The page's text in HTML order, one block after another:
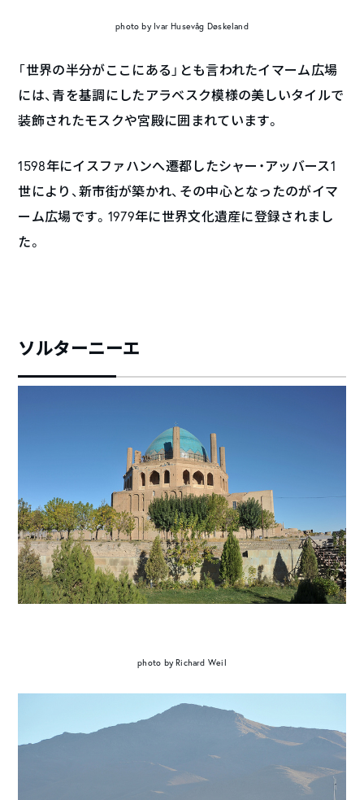
photo by Ivar Husevåg Døskeland
「世界の半分がここにある」とも言われたイマーム広場
には、青を基調にしたアラベスク模様の美しいタイルで
装飾されたモスクや宮殿に囲まれています。
1598年にイスファハンへ遷都したシャー・アッバース1
世により、新市街が築かれ、その中心となったのがイマ
ーム広場です。1979年に世界文化遺産に登録されまし
た。
ソルターニーエ
photo by Richard Weil